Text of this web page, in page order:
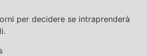
per decidere se intraprenderà